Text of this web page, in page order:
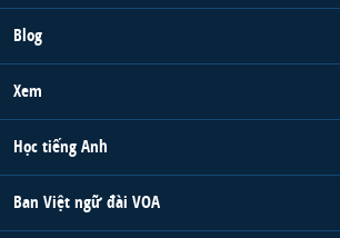
Blog
Xem
Học tiếng Anh
Ban Việt ngữ đài VOA